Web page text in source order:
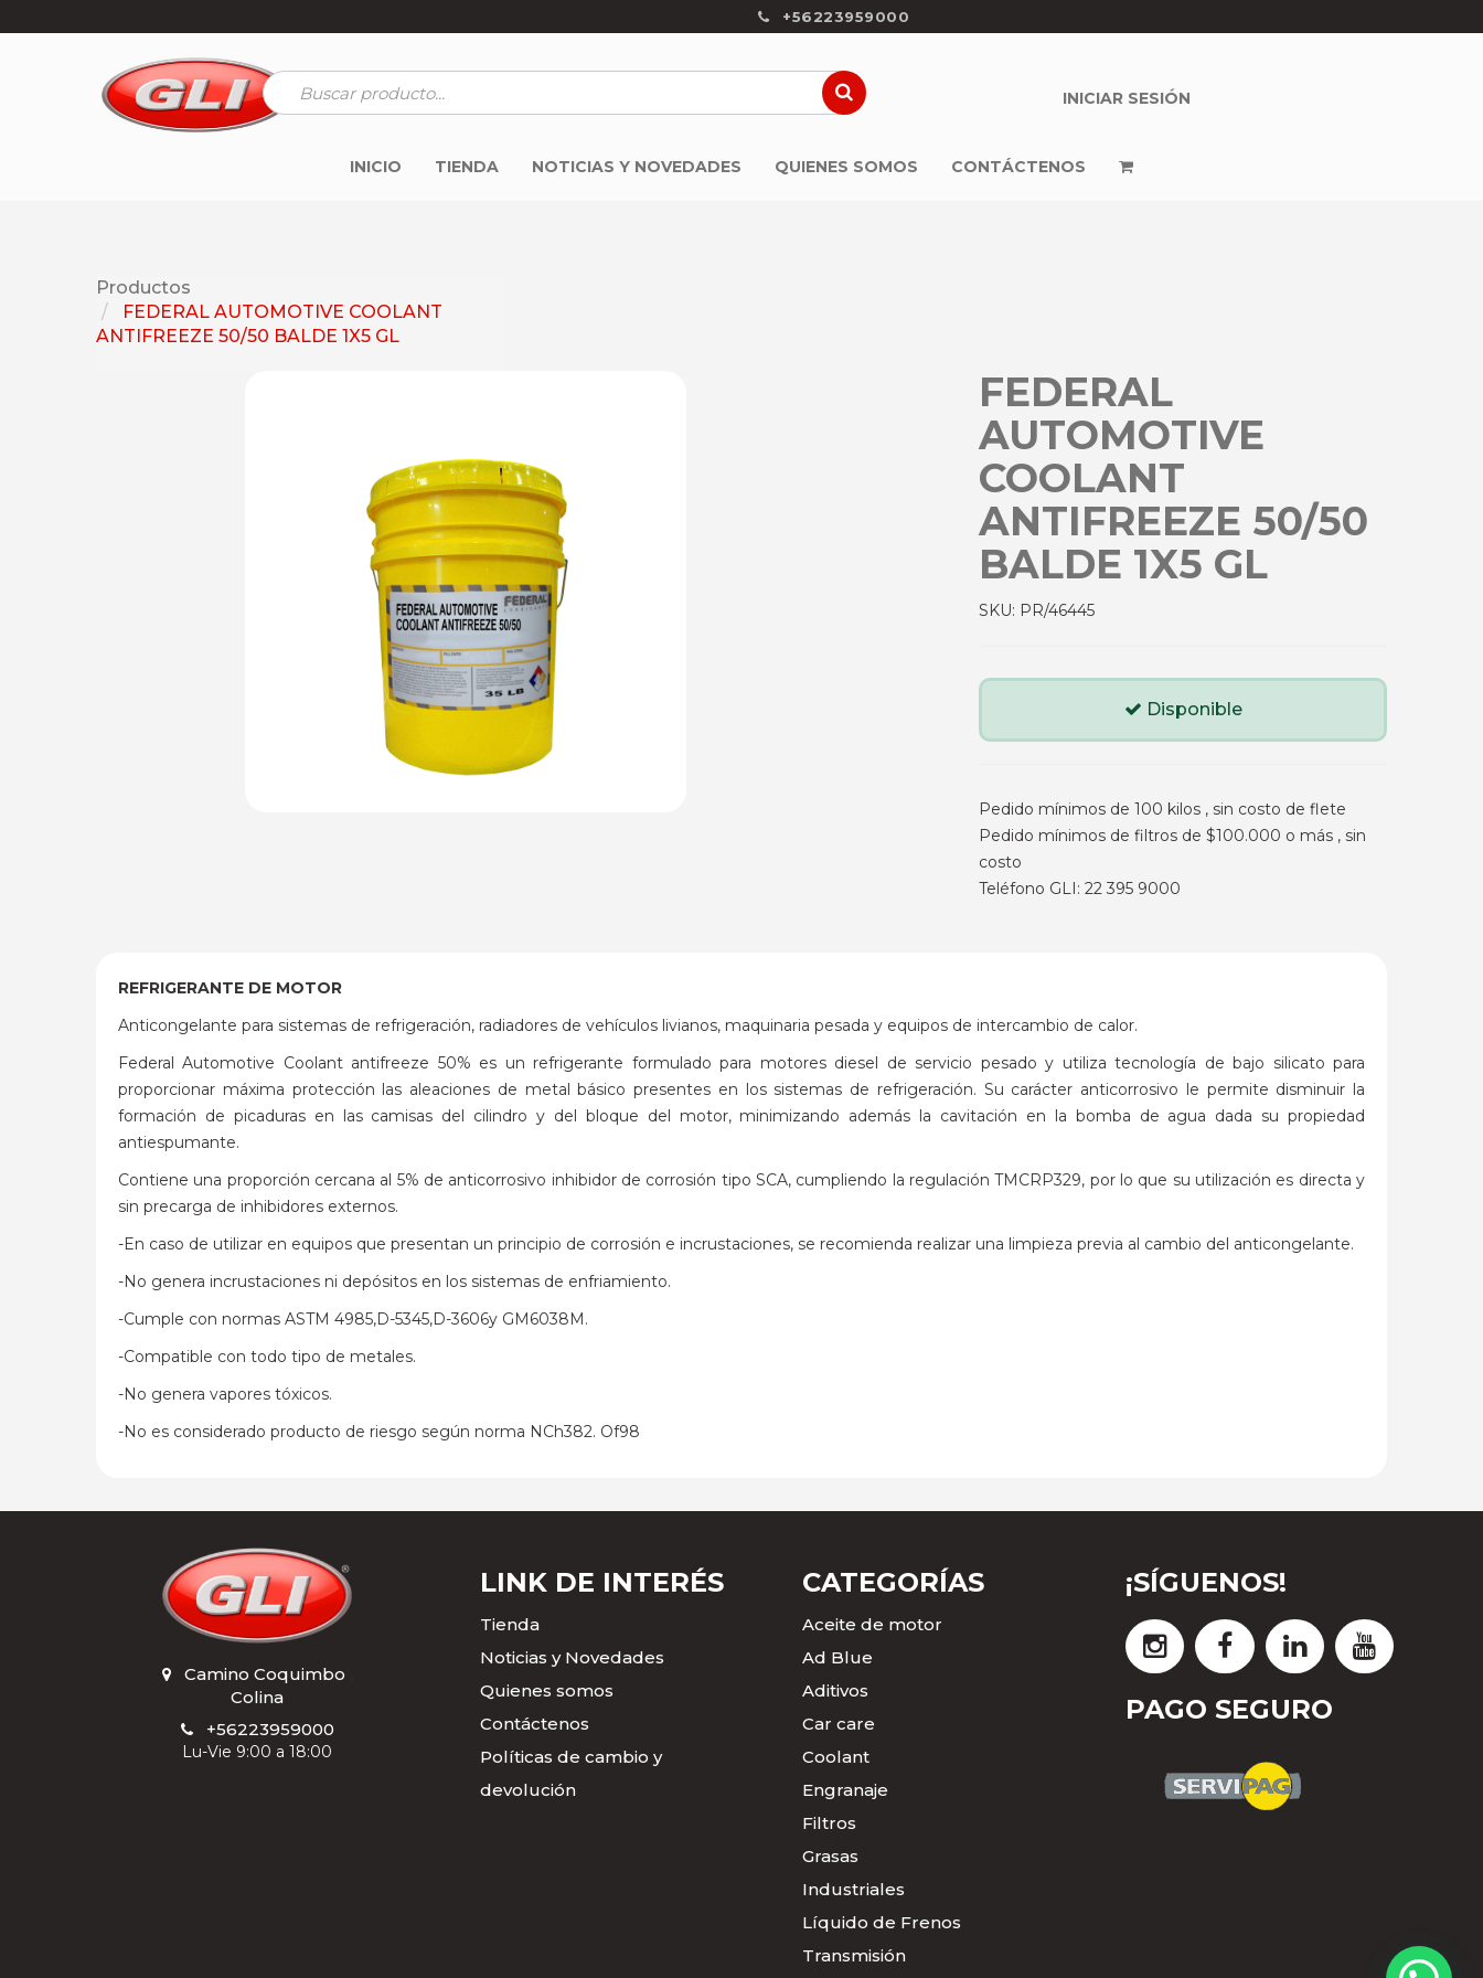
+56223959000
INICIAR SESIÓN
INICIO TIENDA NOTICIAS Y NOVEDADES QUIENES SOMOS CONTÁCTENOS
Productos
FEDERAL AUTOMOTIVE COOLANT
ANTIFREEZE 50/50 BALDE 1X5 GL
FEDERAL
AUTOMOTIVE
COOLANT
ANTIFREEZE 50/50
BALDE 1X5 GL
SKU: PR/46445
Disponible
Pedido mínimos de 100 kilos , sin costo de flete
Pedido mínimos de filtros de $100.000 o más , sin
costo
Teléfono GLI: 22 395 9000
REFRIGERANTE DE MOTOR
Anticongelante para sistemas de refrigeración, radiadores de vehículos livianos, maquinaria pesada y equipos de intercambio de calor.
Federal Automotive Coolant antifreeze 50% es un refrigerante formulado para motores diesel de servicio pesado y utiliza tecnología de bajo silicato para
proporcionar máxima protección las aleaciones de metal básico presentes en los sistemas de refrigeración. Su carácter anticorrosivo le permite disminuir la
formación de picaduras en las camisas del cilindro y del bloque del motor, minimizando además la cavitación en la bomba de agua dada su propiedad
antiespumante.
Contiene una proporción cercana al 5% de anticorrosivo inhibidor de corrosión tipo SCA, cumpliendo la regulación TMCRP329, por lo que su utilización es directa y
sin precarga de inhibidores externos.
-En caso de utilizar en equipos que presentan un principio de corrosión e incrustaciones, se recomienda realizar una limpieza previa al cambio del anticongelante.
-No genera incrustaciones ni depósitos en los sistemas de enfriamiento.
-Cumple con normas ASTM 4985,D-5345,D-3606y GM6038M.
-Compatible con todo tipo de metales.
-No genera vapores tóxicos.
-No es considerado producto de riesgo según norma NCh382. Of98
Camino Coquimbo
Colina
+56223959000
Lu-Vie 9:00 a 18:00
LINK DE INTERÉS
Tienda
Noticias y Novedades
Quienes somos
Contáctenos
Políticas de cambio y
devolución
CATEGORÍAS
Aceite de motor
Ad Blue
Aditivos
Car care
Coolant
Engranaje
Filtros
Grasas
Industriales
Líquido de Frenos
Transmisión
¡SÍGUENOS!
PAGO SEGURO